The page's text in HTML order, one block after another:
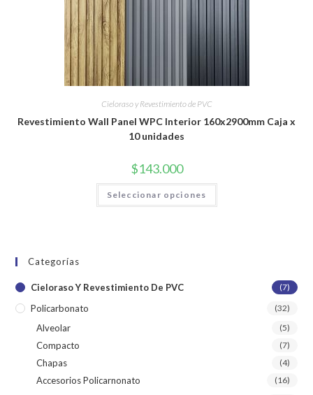
Cieloraso y Revestimiento de PVC
Revestimiento Wall Panel WPC Interior 160x2900mm Caja x
10 unidades
$143.000
Seleccionar opciones
Categorías
Cieloraso Y Revestimiento De PVC (7)
Policarbonato (32)
Alveolar (5)
Compacto (7)
Chapas (4)
Accesorios Policarnonato (16)